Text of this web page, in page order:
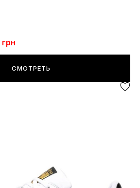
грн
СМОТРЕТЬ